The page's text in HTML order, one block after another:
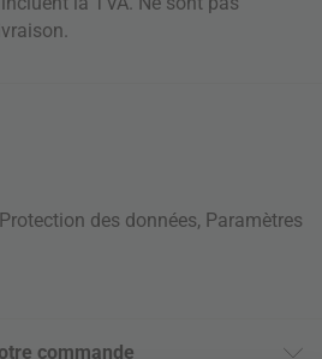
Protection des données, Paramètres
commande